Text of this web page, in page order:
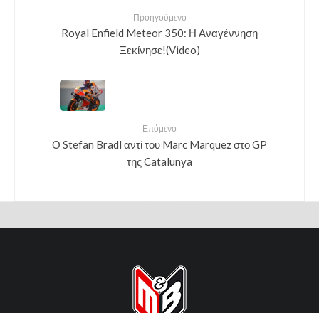
Προηγούμενο
Royal Enfield Meteor 350: Η Αναγέννηση
Ξεκίνησε!(Video)
Επόμενο
Ο Stefan Bradl αντί του Marc Marquez στο GP
της Catalunya